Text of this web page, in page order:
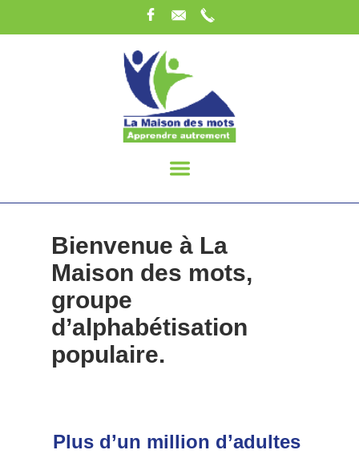
Bienvenue à La
Maison des mots,
groupe
d’alphabétisation
populaire.
Plus d’un million d’adultes